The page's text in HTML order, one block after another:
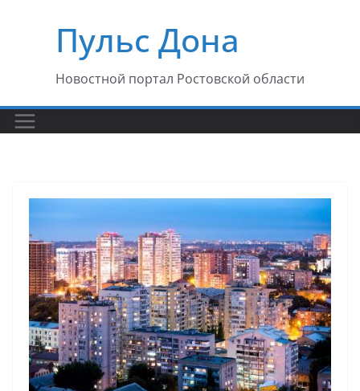
содержимомуПульс Дона
Новостной портал Ростовской области